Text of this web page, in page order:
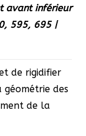
avant inférieur
595, 695 |
de rigidifier
des
de la